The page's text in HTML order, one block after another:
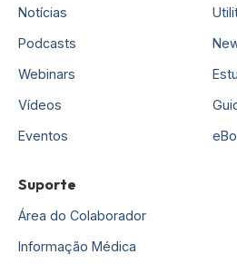
Notícias
Podcasts
Webinars
Vídeos
Eventos
Suporte
Área do Colaborador
Informação Médica